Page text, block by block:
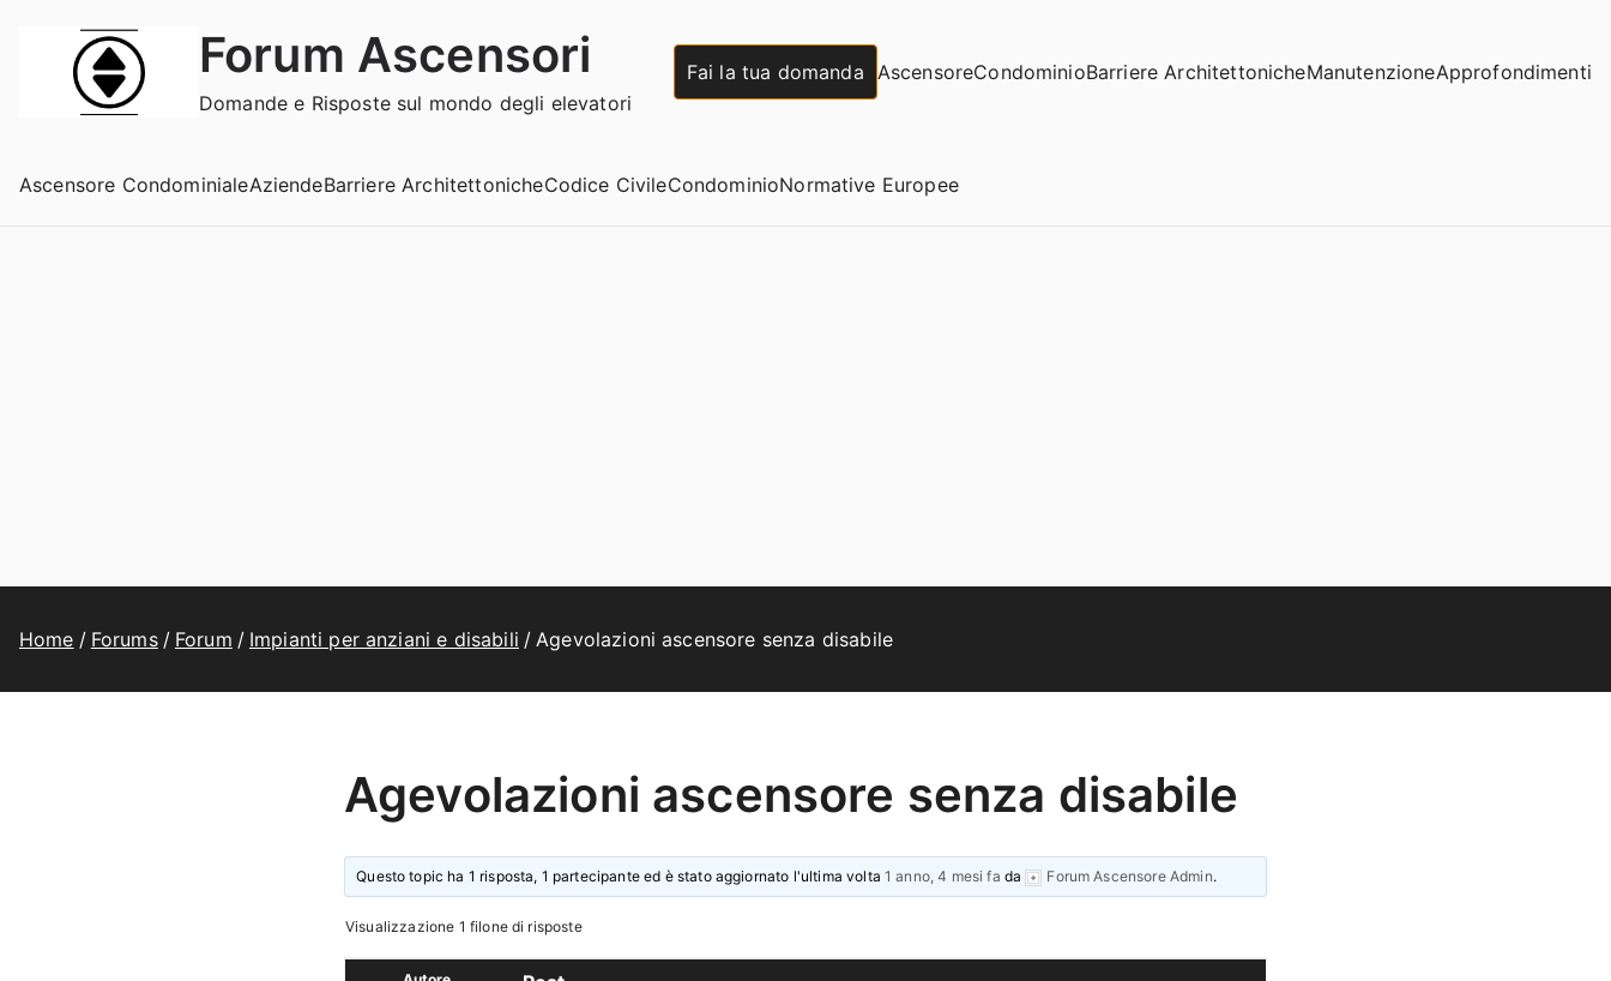
contenuto
Forum Ascensori
Domande e Risposte sul mondo degli elevatori
Fai la tua domanda AscensoreCondominioBarriere ArchitettonicheManutenzioneApprofondimenti
Ascensore CondominialeAziendeBarriere ArchitettonicheCodice CivileCondominioNormative Europee
Home Forums Forum Impianti per anziani e disabili Agevolazioni ascensore senza disabile
Agevolazioni ascensore senza disabile
Questo topic ha 1 risposta, 1 partecipante ed è stato aggiornato l'ultima volta 1 anno, 4 mesi fa da Forum Ascensore Admin.
Visualizzazione 1 filone di risposte